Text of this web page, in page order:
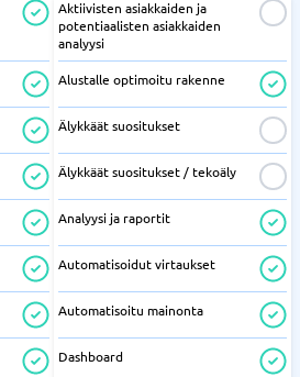
Aktiivisten asiakkaiden ja
potentiaalisten asiakkaiden
analyysi
Alustalle optimoitu rakenne
Älykkäät suositukset
Älykkäät suositukset / tekoäly
Analyysi ja raportit
Automatisoidut virtaukset
Automatisoitu mainonta
Dashboard